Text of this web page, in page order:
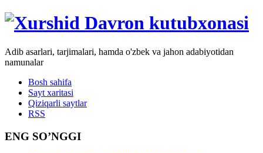
Adib asarlari, tarjimalari, hamda o'zbek va jahon adabiyotidan
namunalar
Bosh sahifa
Sayt xaritasi
Qiziqarli saytlar
RSS
ENG SO’NGGI